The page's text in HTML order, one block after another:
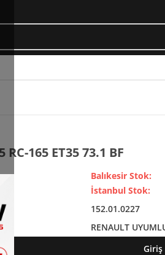
152.01.0227
RC-165 ET35 73.1 BF
RENAULT
Balıkesir Stok:
İstanbul Stok:
Giriş